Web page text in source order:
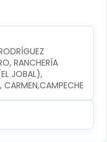
RANCHERÍA
JOBAL),
CARMEN,CAMPECHE